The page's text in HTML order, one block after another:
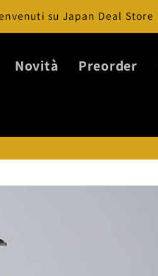
su Japan Deal Store
Novità Preorder